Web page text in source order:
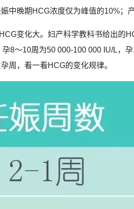
中晚期HCG浓度仅为峰值的10%；
变化大。妇产科学教科书给出的
8～10周为50 000-100 000 IU/L，
周，看一看HCG的变化规律。